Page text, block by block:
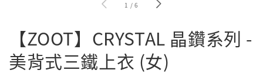
1 /6
【ZOOT】CRYSTAL 晶鑽系列 -
美背式三鐵上衣 (女)